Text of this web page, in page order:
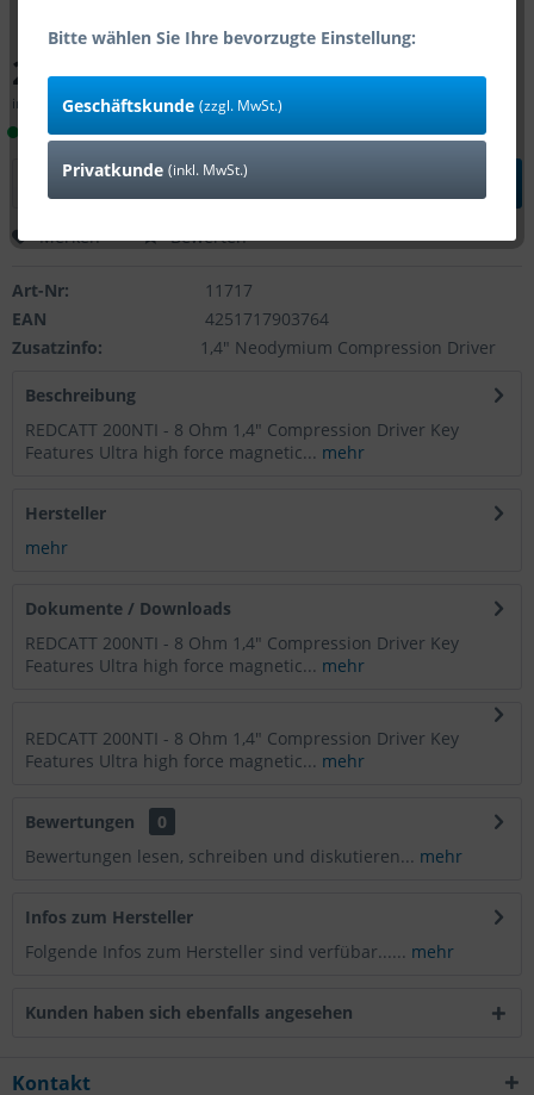
299,95 € *
inkl. MwSt.zzgl. Versandkosten
Lieferzeit 1-4 Tage (Bestand: 4)
Merken Bewerten
Art-Nr:
11717
EAN
4251717903764
Zusatzinfo:
1,4" Neodymium Compression Driver
Beschreibung
REDCATT 200NTI - 8 Ohm 1,4" Compression Driver Key
Features Ultra high force magnetic... mehr
Hersteller
mehr
Dokumente / Downloads
REDCATT 200NTI - 8 Ohm 1,4" Compression Driver Key
Features Ultra high force magnetic... mehr
REDCATT 200NTI - 8 Ohm 1,4" Compression Driver Key
Features Ultra high force magnetic... mehr
Bewertungen
0
Bewertungen lesen, schreiben und diskutieren... mehr
Infos zum Hersteller
Folgende Infos zum Hersteller sind verfübar...... mehr
Kunden haben sich ebenfalls angesehen
Kontakt
Bitte wählen Sie Ihre bevorzugte Einstellung:
Geschäftskunde (zzgl. MwSt.)
Privatkunde (inkl. MwSt.)